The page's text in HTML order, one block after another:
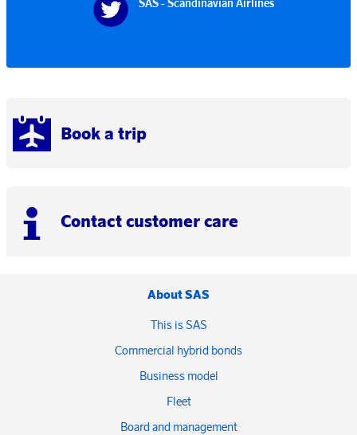
Book a trip
Contact customer care
SAS - Scandinavian Airlines
About SAS
This is SAS
Commercial hybrid bonds
Business model
Fleet
Board and management